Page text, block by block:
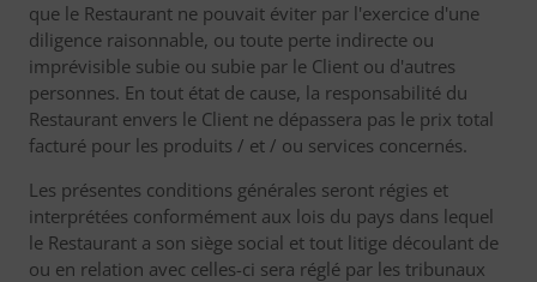
que le Restaurant ne pouvait éviter par l'exercice d'une
diligence raisonnable, ou toute perte indirecte ou
imprévisible subie ou subie par le Client ou d'autres
personnes. En tout état de cause, la responsabilité du
Restaurant envers le Client ne dépassera pas le prix total
facturé pour les produits / et / ou services concernés.
Les présentes conditions générales seront régies et
interprétées conformément aux lois du pays dans lequel
le Restaurant a son siège social et tout litige découlant de
ou en relation avec celles-ci sera réglé par les tribunaux